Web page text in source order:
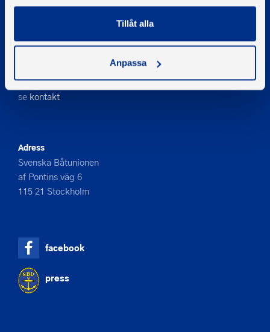
Tillåt alla
Anpassa
E-post
se kontakt
Adress
Svenska Båtunionen
af Pontins väg 6
115 21 Stockholm
facebook
press